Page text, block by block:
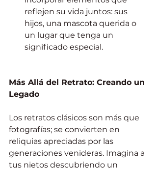
reflejen su vida juntos: sus
hijos, una mascota querida o
un lugar que tenga un
significado especial.
Más Allá del Retrato: Creando un
Legado
Los retratos clásicos son más que
fotografías; se convierten en
reliquias apreciadas por las
generaciones venideras. Imagina a
tus nietos descubriendo un